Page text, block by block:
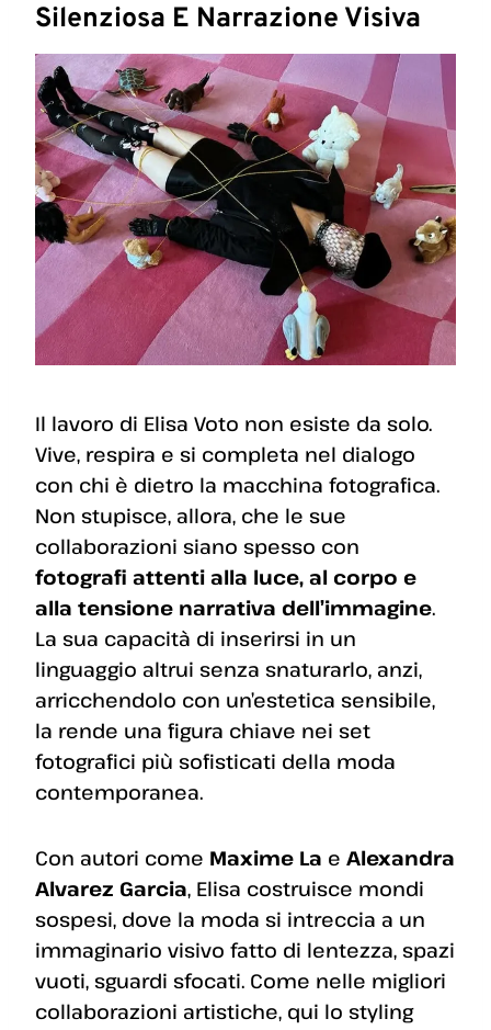
Silenziosa E Narrazione Visiva
Il lavoro di Elisa Voto non esiste da solo.
Vive, respira e si completa nel dialogo
con chi è dietro la macchina fotografica.
Non stupisce, allora, che le sue
collaborazioni siano spesso con
fotografi attenti alla luce, al corpo e
alla tensione narrativa dell’immagine.
La sua capacità di inserirsi in un
linguaggio altrui senza snaturarlo, anzi,
arricchendolo con un’estetica sensibile,
la rende una figura chiave nei set
fotografici più sofisticati della moda
contemporanea.
Con autori come Maxime La e Alexandra
Alvarez Garcia, Elisa costruisce mondi
sospesi, dove la moda si intreccia a un
immaginario visivo fatto di lentezza, spazi
vuoti, sguardi sfocati. Come nelle migliori
collaborazioni artistiche, qui lo styling